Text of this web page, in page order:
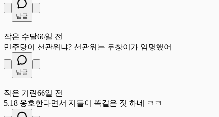
답글
작은 수달66일 전
민주당이 선관위냐? 선관위는 두창이가 임명했어
답글
작은 기린66일 전
5.18 옹호한다면서 지들이 똑같은 짓 하네 ㅋㅋ